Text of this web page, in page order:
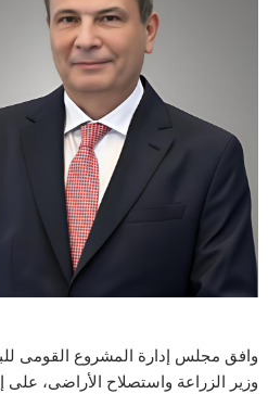
وافق مجلس إدارة المشروع القومى